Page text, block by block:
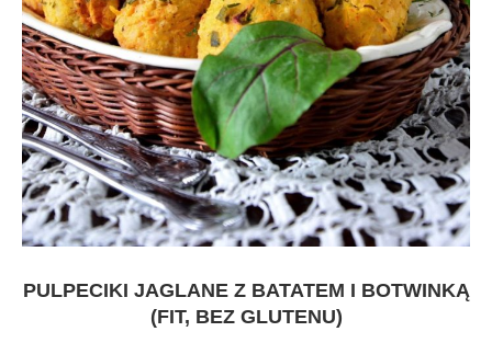
PULPECIKI JAGLANE Z BATATEM I BOTWINKĄ
(FIT, BEZ GLUTENU)